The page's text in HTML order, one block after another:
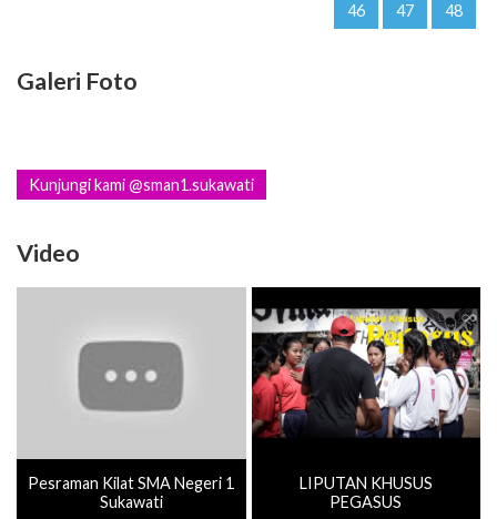
46 47 48
Galeri Foto
Kunjungi kami @sman1.sukawati
Video
Pesraman Kilat SMA Negeri 1
Sukawati
LIPUTAN KHUSUS
PEGASUS